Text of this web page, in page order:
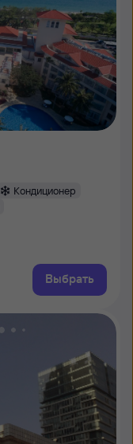
Кондиционер
Выбрать